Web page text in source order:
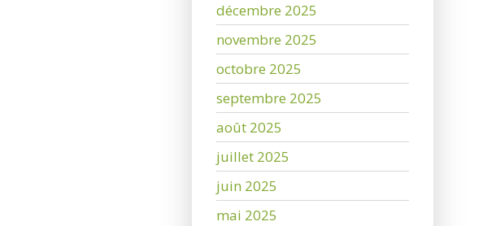
décembre 2025
novembre 2025
octobre 2025
septembre 2025
août 2025
juillet 2025
juin 2025
mai 2025